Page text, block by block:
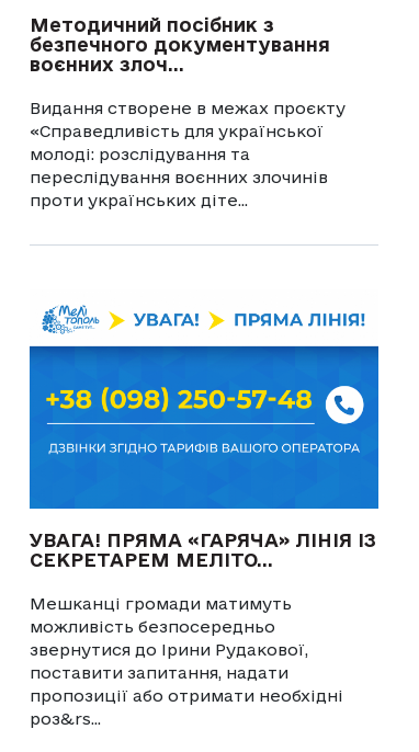
Методичний посібник з
безпечного документування
воєнних злоч...
Видання створене в межах проєкту
«Справедливість для української
молоді: розслідування та
переслідування воєнних злочинів
проти українських діте...
УВАГА! ПРЯМА «ГАРЯЧА» ЛІНІЯ ІЗ
СЕКРЕТАРЕМ МЕЛІТО...
Мешканці громади матимуть
можливість безпосередньо
звернутися до Ірини Рудакової,
поставити запитання, надати
пропозиції або отримати необхідні
роз&rs...